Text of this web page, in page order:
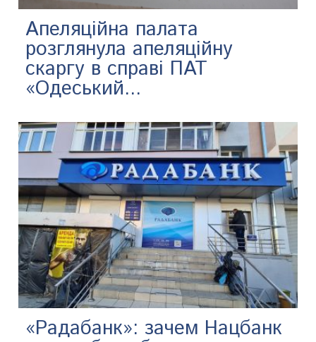
Апеляційна палата
розглянула апеляційну
скаргу в справі ПАТ
«Одеський...
«Радабанк»: зачем Нацбанк